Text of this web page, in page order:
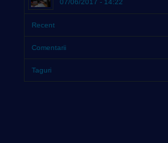
07/06/2017 - 14:22
Recent
Comentarii
Taguri